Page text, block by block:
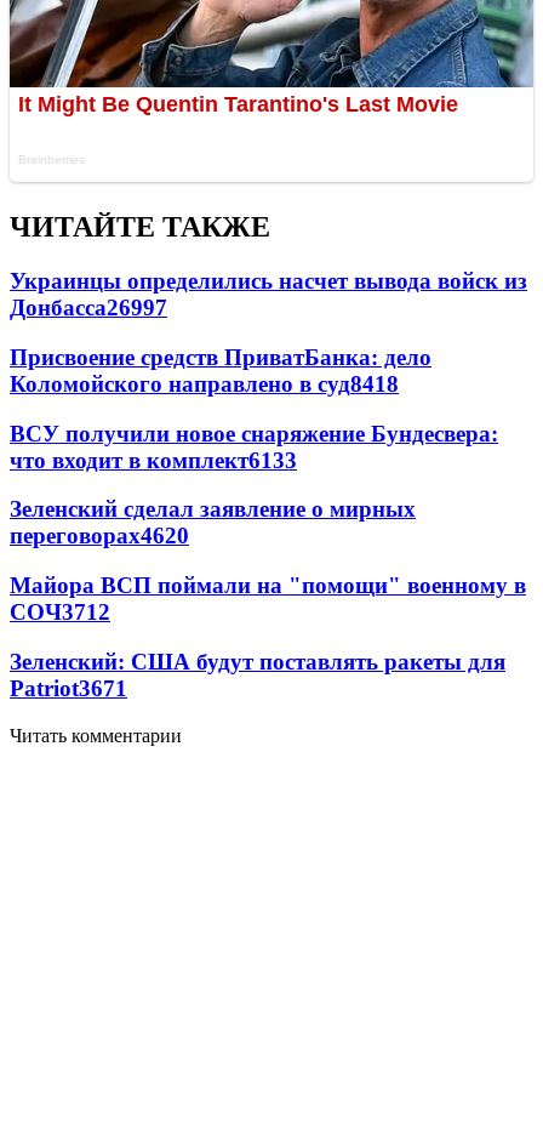
ЧИТАЙТЕ ТАКЖЕ
Украинцы определились насчет вывода войск из
Донбасса26997
Присвоение средств ПриватБанка: дело
Коломойского направлено в суд8418
ВСУ получили новое снаряжение Бундесвера:
что входит в комплект6133
Зеленский сделал заявление о мирных
переговорах4620
Майора ВСП поймали на "помощи" военному в
СОЧ3712
Зеленский: США будут поставлять ракеты для
Patriot3671
Читать комментарии